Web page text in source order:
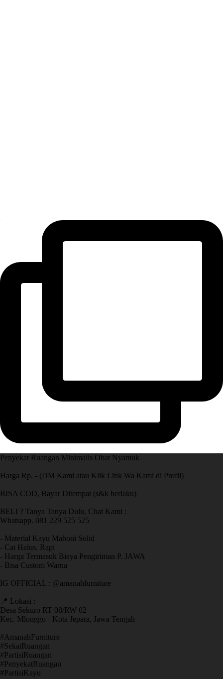
Penyekat Ruangan Minimalis Obat Nyamuk
Harga Rp. - (DM Kami atau Klik Link Wa Kami di Profil)
BISA COD, Bayar Ditempat (s&k berlaku)
BELI ? Tanya Tanya Dulu, Chat Kami :
Whatsapp. 081 229 525 525
- Material Kayu Mahoni Solid
- Cat Halus, Rapi
- Harga Termasuk Biaya Pengiriman P. JAWA
- Bisa Custom Warna
IG OFFICIAL : @amanahfurniture
📍 Lokasi :
Desa Sekuro RT 08/RW 02
Kec. Mlonggo - Kota Jepara, Jawa Tengah
​#AmanahFurniture
​#SekatRuangan
​#PartisiRuangan
​#PenyekatRuangan
​#PartisiKayu